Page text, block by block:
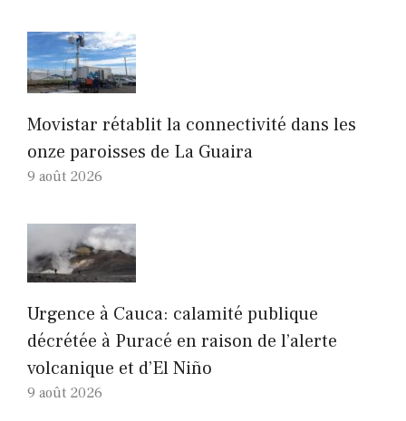
Movistar rétablit la connectivité dans les
onze paroisses de La Guaira
9 août 2026
Urgence à Cauca: calamité publique
décrétée à Puracé en raison de l’alerte
volcanique et d’El Niño
9 août 2026